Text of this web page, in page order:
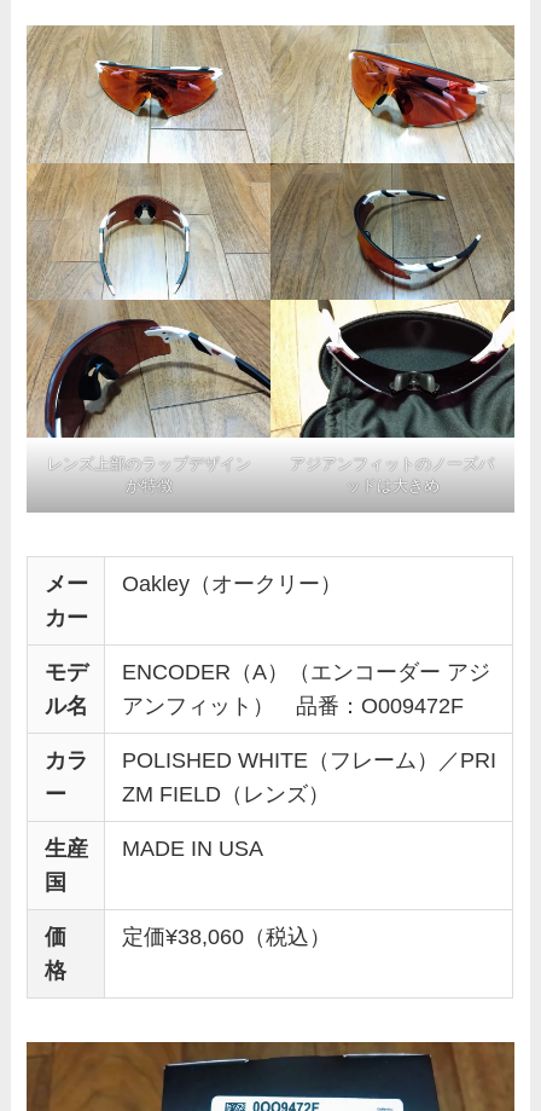
レンズ上部のラップデザイン
が特徴
アジアンフィットのノーズパ
ッドは大きめ
メー
カー
Oakley（オークリー）
モデ
ル名
ENCODER（A）（エンコーダー アジ
アンフィット） 品番：O009472F
カラ
ー
POLISHED WHITE（フレーム）／PRI
ZM FIELD（レンズ）
生産
国
MADE IN USA
価
格
定価¥38,060（税込）